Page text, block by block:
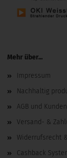
Mehr über...
Impressum
Nachhaltig
AGB und
Versand- &
Widerrufsrecht
Cashback